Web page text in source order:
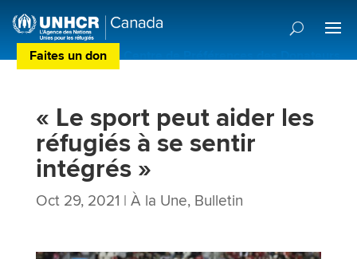
Faites un don Centre de Préférences des Donateurs
« Le sport peut aider les
réfugiés à se sentir
intégrés »
Oct 29, 2021 | À la Une, Bulletin